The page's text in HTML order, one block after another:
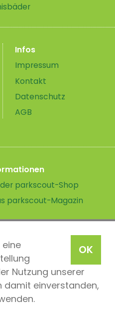
OK
Nutzung unserer
damit einverstanden,
Infos
Impressum
Kontakt
Datenschutz
AGB
der parkscout-Shop
parkscout-Magazin
der Parkteam AG